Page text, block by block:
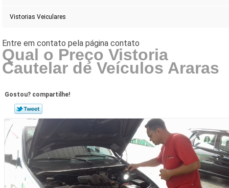
Vistorias Veiculares
Qual o Preço Vistoria
Cautelar de Veículos Araras
Gostou? compartilhe!